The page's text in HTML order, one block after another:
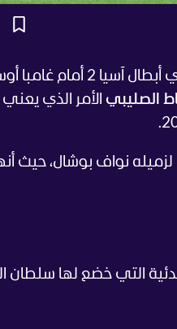
فبعد خسارة نهائي بطولة دوري أبطال آسيا 2
الصليبي الأمر الذي يعني
وأنهى الغنام مباراة غامبا أوساكا مصابا بعد أن دخل كبديل في الشوط الـ2 لزميله نواف
التي خضع لها سلطان